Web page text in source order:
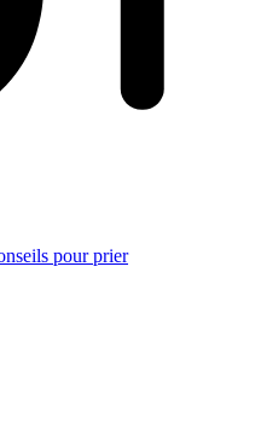
pour prier